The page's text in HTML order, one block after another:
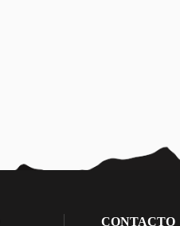
CONTACTO